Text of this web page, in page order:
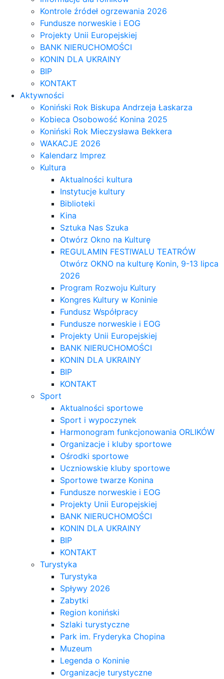
Kontrole źródeł ogrzewania 2026
Fundusze norweskie i EOG
Projekty Unii Europejskiej
BANK NIERUCHOMOŚCI
KONIN DLA UKRAINY
BIP
KONTAKT
Aktywności
Koniński Rok Biskupa Andrzeja Łaskarza
Kobieca Osobowość Konina 2025
Koniński Rok Mieczysława Bekkera
WAKACJE 2026
Kalendarz Imprez
Kultura
Aktualności kultura
Instytucje kultury
Biblioteki
Kina
Sztuka Nas Szuka
Otwórz Okno na Kulturę
REGULAMIN FESTIWALU TEATRÓW
Otwórz OKNO na kulturę Konin, 9-13 lipca
2026
Program Rozwoju Kultury
Kongres Kultury w Koninie
Fundusz Współpracy
Fundusze norweskie i EOG
Projekty Unii Europejskiej
BANK NIERUCHOMOŚCI
KONIN DLA UKRAINY
BIP
KONTAKT
Sport
Aktualności sportowe
Sport i wypoczynek
Harmonogram funkcjonowania ORLIKÓW
Organizacje i kluby sportowe
Ośrodki sportowe
Uczniowskie kluby sportowe
Sportowe twarze Konina
Fundusze norweskie i EOG
Projekty Unii Europejskiej
BANK NIERUCHOMOŚCI
KONIN DLA UKRAINY
BIP
KONTAKT
Turystyka
Turystyka
Spływy 2026
Zabytki
Region koniński
Szlaki turystyczne
Park im. Fryderyka Chopina
Muzeum
Legenda o Koninie
Organizacje turystyczne